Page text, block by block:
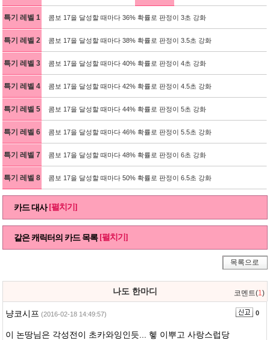
특기 레벨 1 콤보 17을 달성할 때마다 36% 확률로 판정이 3초 강화
특기 레벨 2 콤보 17을 달성할 때마다 38% 확률로 판정이 3.5초 강화
특기 레벨 3 콤보 17을 달성할 때마다 40% 확률로 판정이 4초 강화
특기 레벨 4 콤보 17을 달성할 때마다 42% 확률로 판정이 4.5초 강화
특기 레벨 5 콤보 17을 달성할 때마다 44% 확률로 판정이 5초 강화
특기 레벨 6 콤보 17을 달성할 때마다 46% 확률로 판정이 5.5초 강화
특기 레벨 7 콤보 17을 달성할 때마다 48% 확률로 판정이 6초 강화
특기 레벨 8 콤보 17을 달성할 때마다 50% 확률로 판정이 6.5초 강화
카드 대사 [펼치기]
같은 캐릭터의 카드 목록 [펼치기]
목록으로
나도 한마디 코멘트(1 )
냥코시프 (2016-02-18 14:49:57) 0
이 논땅님은 각성전이 초카와잉인듯... 헿 이뿌고 사랑스럽당